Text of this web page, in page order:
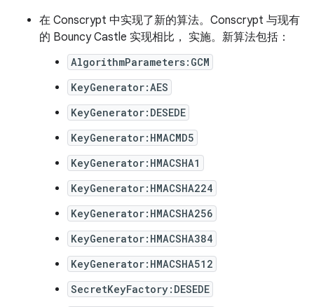
在 Conscrypt 中实现了新的算法。Conscrypt 与现有
的 Bouncy Castle 实现相比， 实施。新算法包括：
AlgorithmParameters:GCM
KeyGenerator:AES
KeyGenerator:DESEDE
KeyGenerator:HMACMD5
KeyGenerator:HMACSHA1
KeyGenerator:HMACSHA224
KeyGenerator:HMACSHA256
KeyGenerator:HMACSHA384
KeyGenerator:HMACSHA512
SecretKeyFactory:DESEDE